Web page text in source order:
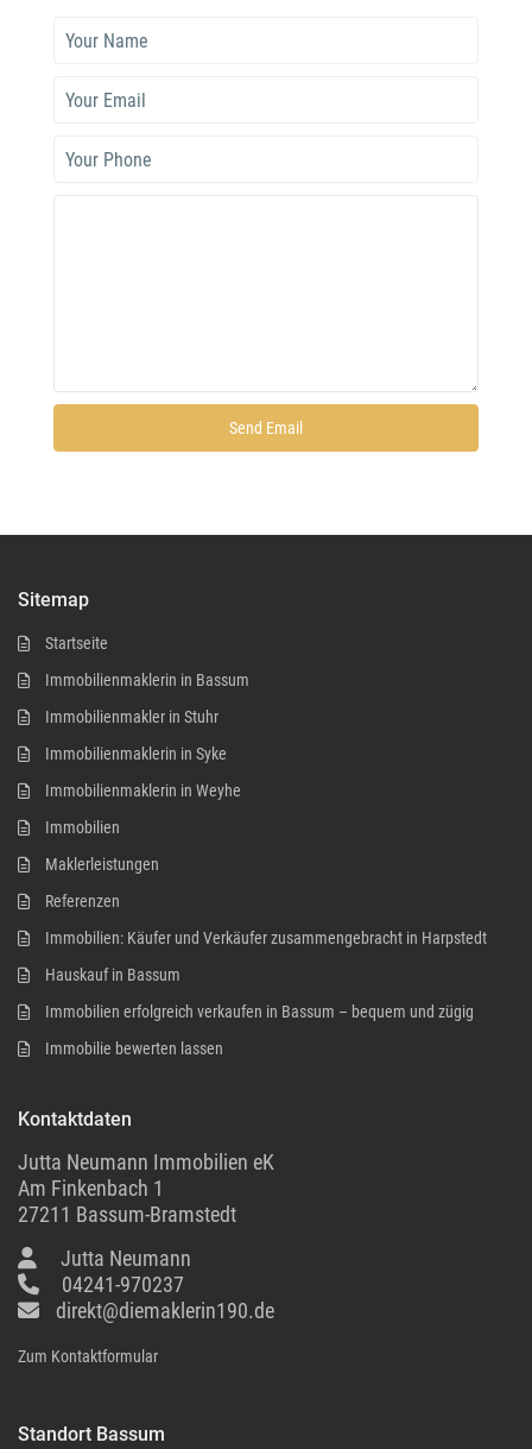
Sitemap
Startseite
Immobilienmaklerin in Bassum
Immobilienmakler in Stuhr
Immobilienmaklerin in Syke
Immobilienmaklerin in Weyhe
Immobilien
Maklerleistungen
Referenzen
Immobilien: Käufer und Verkäufer zusammengebracht in Harpstedt
Hauskauf in Bassum
Immobilien erfolgreich verkaufen in Bassum – bequem und zügig
Immobilie bewerten lassen
Kontaktdaten
Jutta Neumann Immobilien eK
Am Finkenbach 1
27211 Bassum-Bramstedt
Jutta Neumann
04241-970237
direkt@diemaklerin190.de
Zum Kontaktformular
Standort Bassum